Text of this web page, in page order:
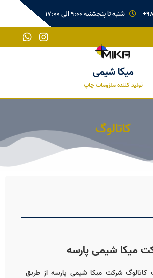
شنبه تا پنجشنبه 9:00 الی 17:00
میکا شیمی
تولید کننده ملزومات چاپ
کاتالوگ
میکا شیمی پارسه
کاتالوگ شرکت میکا شیمی پارسه از طریق